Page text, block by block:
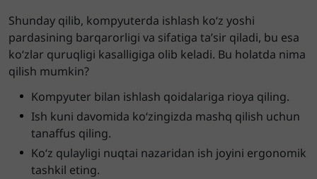
Shunday qilib, kompyuterda ishlash ko‘z yoshi
pardasining barqarorligi va sifatiga ta’sir qiladi, bu esa
ko‘zlar quruqligi kasalligiga olib keladi. Bu holatda nima
qilish mumkin?
Kompyuter bilan ishlash qoidalariga rioya qiling.
Ish kuni davomida ko‘zingizda mashq qilish uchun
tanaffus qiling.
Ko‘z qulayligi nuqtai nazaridan ish joyini ergonomik
tashkil eting.